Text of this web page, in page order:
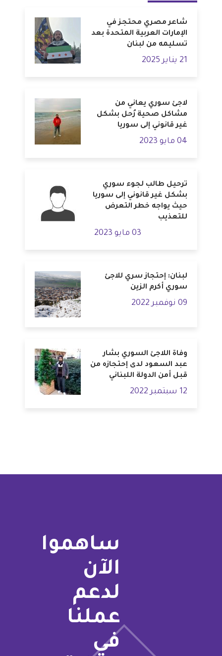
شاعر مصري محتجز في
الإمارات العربية المتحدة بعد
تسليمه من لبنان
21 يناير 2025
لاجئ سوري يعاني من
مشاكل صحية رُحل بشكل
غير قانوني إلى سوريا
04 مايو 2023
ترحيل طالب لجوء سوري
بشكل غير قانوني إلى سوريا
حيث يواجه خطر التعرض
للتعذيب
03 مايو 2023
لبنان: إحتجاز سري للاجئ
سوري أكرم الزين
09 نوفمبر 2022
وفاة اللاجئ السوري بشار
عبد السعود لدى إحتجازه من
قبل أمن الدولة اللبناني
12 سبتمبر 2022
ساهموا
الآن
لدعم
عملنا
في